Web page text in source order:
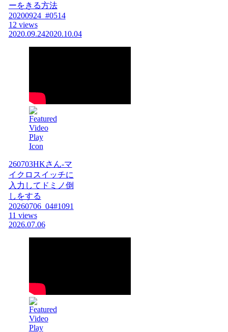
ーをきる方法
20200924_#0514
12 views
2020.09.242020.10.04
260703HKさん-マ
イクロスイッチに
入力してドミノ倒
しをする
20260706_04#1091
11 views
2026.07.06